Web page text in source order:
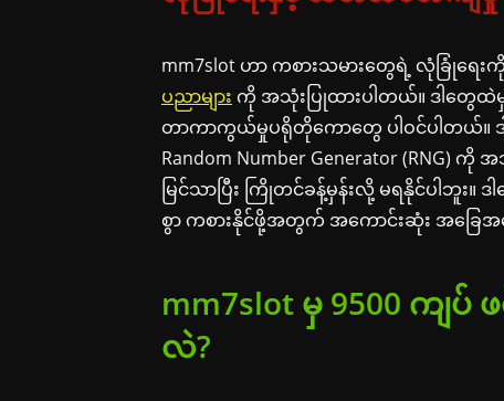
mm7slot ဟာ ကစားသမားတွေရဲ့ လုံခြုံရေး
ပညာများ ကို အသုံးပြုထားပါတယ်။ ဒါတွေထဲမှာ
တာကာကွယ်မှုပရိုတိုကောတွေ ပါဝင်ပါတယ်။ ဒ
Random Number Generator (RNG)
မြင်သာပြီး ကြိုတင်ခန့်မှန်းလို့ မရနိုင်ပါဘူး။
စွာ ကစားနိုင်ဖို့အတွက် အကောင်းဆုံး အခြေအ
mm7slot မှ 9500 က
လဲ?